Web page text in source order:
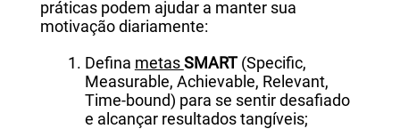
práticas podem ajudar a manter sua
motivação diariamente:
Defina metasSMART(Specific,
Measurable, Achievable, Relevant,
Time-bound) para se sentir desafiado
e alcançar resultados tangíveis;